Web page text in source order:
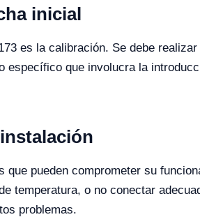
inicial
es la calibración. Se debe
específico que involucra la
pueden comprometer su
temperatura, o no conectar
problemas.